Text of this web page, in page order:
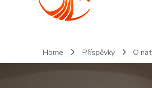
Home Příspěvky O